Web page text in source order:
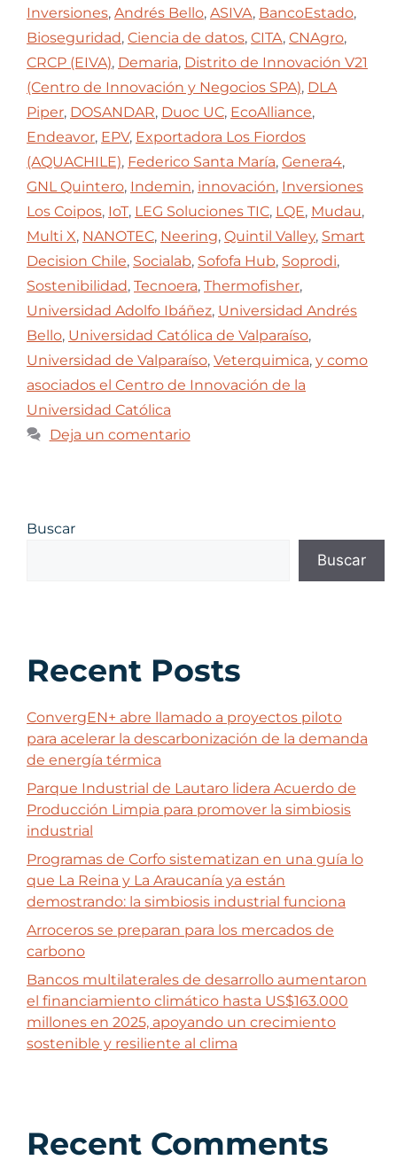
Inversiones, Andrés Bello, ASIVA, BancoEstado,
Bioseguridad, Ciencia de datos, CITA, CNAgro,
CRCP (EIVA), Demaria, Distrito de Innovación V21
(Centro de Innovación y Negocios SPA), DLA
Piper, DOSANDAR, Duoc UC, EcoAlliance,
Endeavor, EPV, Exportadora Los Fiordos
(AQUACHILE), Federico Santa María, Genera4,
GNL Quintero, Indemin, innovación, Inversiones
Los Coipos, IoT, LEG Soluciones TIC, LQE, Mudau,
Multi X, NANOTEC, Neering, Quintil Valley, Smart
Decision Chile, Socialab, Sofofa Hub, Soprodi,
Sostenibilidad, Tecnoera, Thermofisher,
Universidad Adolfo Ibáñez, Universidad Andrés
Bello, Universidad Católica de Valparaíso,
Universidad de Valparaíso, Veterquimica, y como
asociados el Centro de Innovación de la
Universidad Católica
Deja un comentario
Buscar
Buscar
Recent Posts
ConvergEN+ abre llamado a proyectos piloto
para acelerar la descarbonización de la demanda
de energía térmica
Parque Industrial de Lautaro lidera Acuerdo de
Producción Limpia para promover la simbiosis
industrial
Programas de Corfo sistematizan en una guía lo
que La Reina y La Araucanía ya están
demostrando: la simbiosis industrial funciona
Arroceros se preparan para los mercados de
carbono
Bancos multilaterales de desarrollo aumentaron
el financiamiento climático hasta US$163.000
millones en 2025, apoyando un crecimiento
sostenible y resiliente al clima
Recent Comments